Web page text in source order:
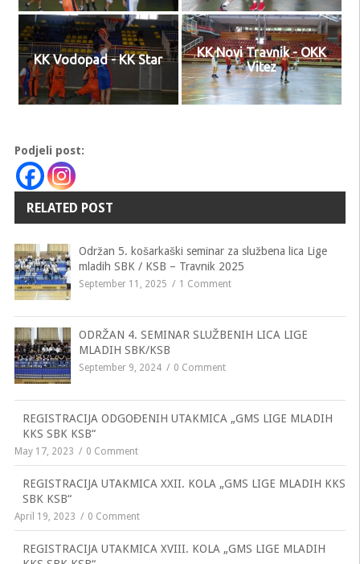
KK Vodopad - KK Star
KK Novi Travnik - OKK
Vitez
Podjeli post:
RELATED POST
Održan 5. košarkaški seminar za službena lica Lige
mladih SBK / KSB – Travnik 2025
September 11, 2025 1 Comment
ODRŽAN 4. SEMINAR SLUŽBENIH LICA LIGE
MLADIH SBK/KSB
September 9, 2024 0 Comment
REGISTRACIJA ODGOĐENIH UTAKMICA „GMS LIGE MLADIH
KKS SBK KSB“
May 17, 2023 0 Comment
REGISTRACIJA UTAKMICA XXII. KOLA „GMS LIGE MLADIH KKS
SBK KSB“
April 19, 2023 0 Comment
REGISTRACIJA UTAKMICA XVIII. KOLA „GMS LIGE MLADIH